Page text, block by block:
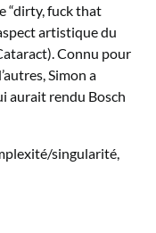
“dirty, fuck that
artistique du
Connu pour
Simon a
aurait rendu Bosch
singularité,